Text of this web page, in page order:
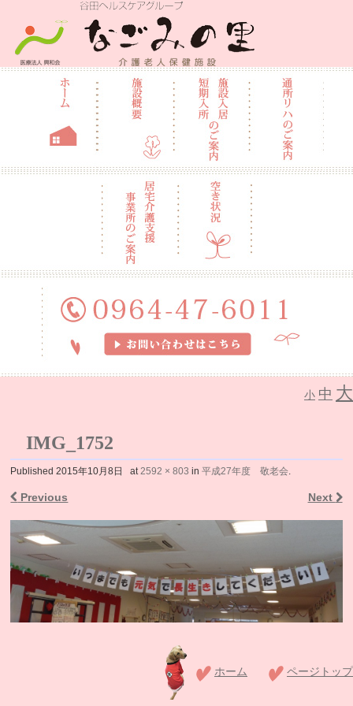
介護老人保健施設 なごみの里
小 中 大
IMG_1752
Published2015年10月8日 at2592 × 803 in平成27年度 敬老会.
Previous Next
ホーム ページトップ